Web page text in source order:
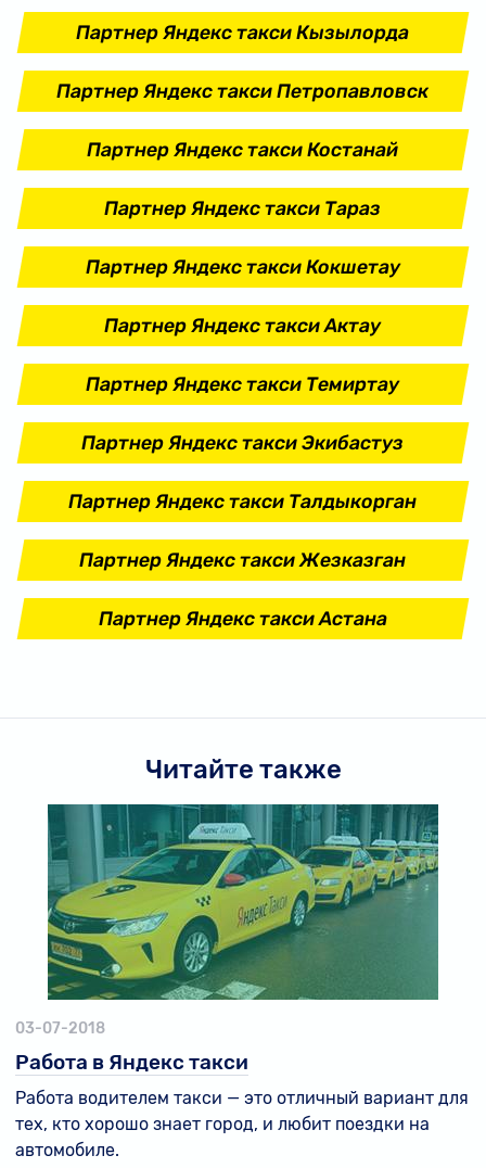
Партнер Яндекс такси Кызылорда
Партнер Яндекс такси Петропавловск
Партнер Яндекс такси Костанай
Партнер Яндекс такси Тараз
Партнер Яндекс такси Кокшетау
Партнер Яндекс такси Актау
Партнер Яндекс такси Темиртау
Партнер Яндекс такси Экибастуз
Партнер Яндекс такси Талдыкорган
Партнер Яндекс такси Жезказган
Партнер Яндекс такси Астана
Читайте также
03-07-2018
Работа в Яндекс такси
Работа водителем такси — это отличный вариант для
тех, кто хорошо знает город, и любит поездки на
автомобиле.